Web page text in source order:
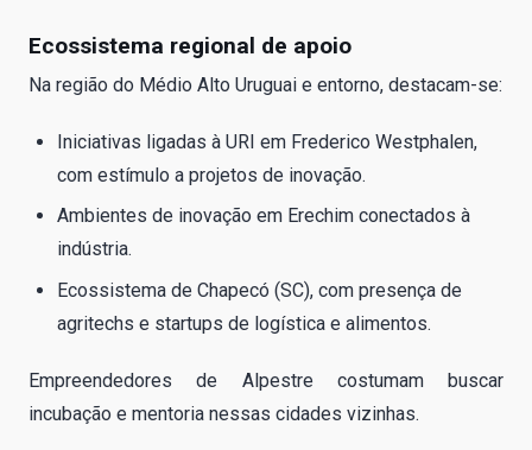
Ecossistema regional de apoio
Na região do Médio Alto Uruguai e entorno, destacam-se:
Iniciativas ligadas à URI em Frederico Westphalen,
com estímulo a projetos de inovação.
Ambientes de inovação em Erechim conectados à
indústria.
Ecossistema de Chapecó (SC), com presença de
agritechs e startups de logística e alimentos.
Empreendedores de Alpestre costumam buscar
incubação e mentoria nessas cidades vizinhas.